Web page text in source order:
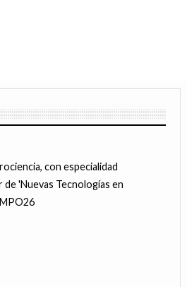
con especialidad
'Nuevas Tecnologías en